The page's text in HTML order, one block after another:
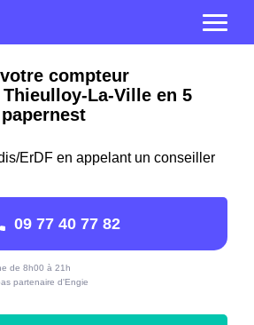
compteur
La-Ville en 5
ErDF en appelant un conseiller
09 77 40 77 82
de 8h00 à 21h
partenaire d'Engie